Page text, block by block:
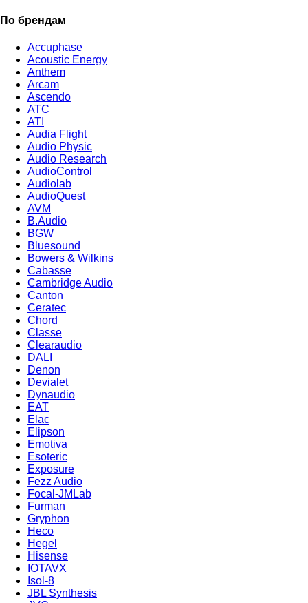
По брендам
Accuphase
Acoustic Energy
Anthem
Arcam
Ascendo
ATC
ATI
Audia Flight
Audio Physic
Audio Research
AudioControl
Audiolab
AudioQuest
AVM
B.Audio
BGW
Bluesound
Bowers & Wilkins
Cabasse
Cambridge Audio
Canton
Ceratec
Chord
Classe
Clearaudio
DALI
Denon
Devialet
Dynaudio
EAT
Elac
Elipson
Emotiva
Esoteric
Exposure
Fezz Audio
Focal-JMLab
Furman
Gryphon
Heco
Hegel
Hisense
IOTAVX
Isol-8
JBL Synthesis